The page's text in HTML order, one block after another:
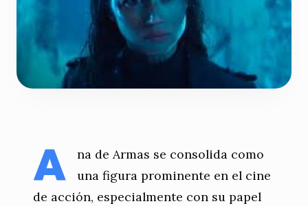
A
na de Armas se consolida como
una figura prominente en el cine
de acción, especialmente con su papel